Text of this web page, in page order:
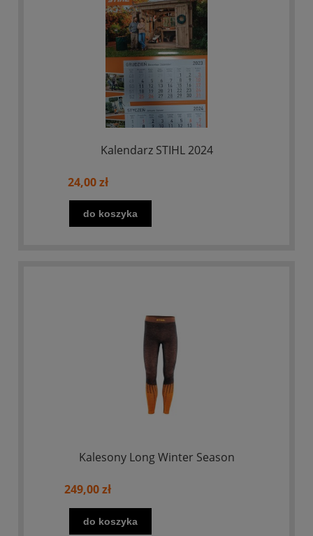
Kalendarz STIHL 2024
24,00 zł
do koszyka
Kalesony Long Winter Season
249,00 zł
do koszyka